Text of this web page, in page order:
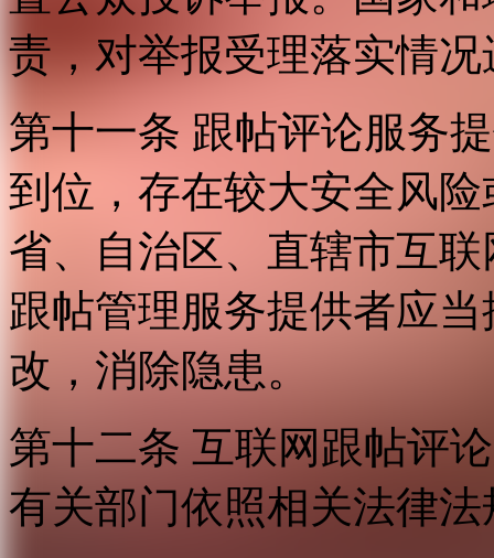
责，对举报受理落实情
第十一条 跟帖评论服务
到位，存在较大安全风
省、自治区、直辖市互
跟帖管理服务提供者应
改，消除隐患。
第十二条 互联网跟帖评
有关部门依照相关法律